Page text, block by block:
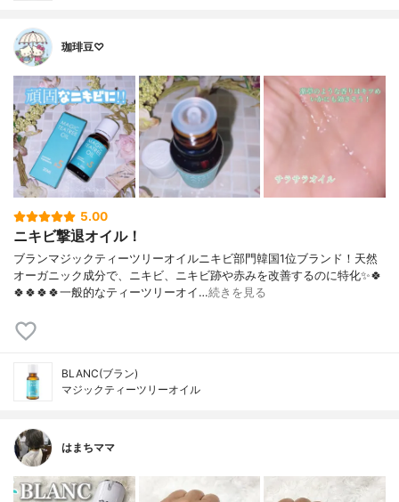
珈琲豆♡
5.00
ニキビ撃退オイル！
ブランマジックティーツリーオイルニキビ部門韓国1位ブランド！天然
オーガニック成分で、ニキビ、ニキビ跡や赤みを改善するのに特化✨🍀
🍀🍀🍀🍀一般的なティーツリーオイ…続きを見る
BLANC(ブラン)
マジックティーツリーオイル
はまちママ